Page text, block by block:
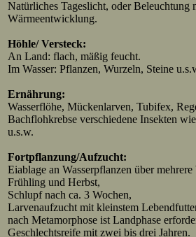
Natürliches Tageslicht, oder Beleuchtung
Wärmeentwicklung.
Höhle/ Versteck:
An Land: flach, mäßig feucht.
Im Wasser: Pflanzen, Wurzeln, Steine
Ernährung:
Wasserflöhe, Mückenlarven, Tubifex,
Bachflohkrebse verschiedene Insekten
u.s.w.
Fortpflanzung/Aufzucht:
Eiablage an Wasserpflanzen über
Frühling und Herbst,
Schlupf nach ca. 3 Wochen,
Larvenaufzucht mit kleinstem
nach Metamorphose ist Landphase
Geschlechtsreife mit zwei bis drei Jahren.